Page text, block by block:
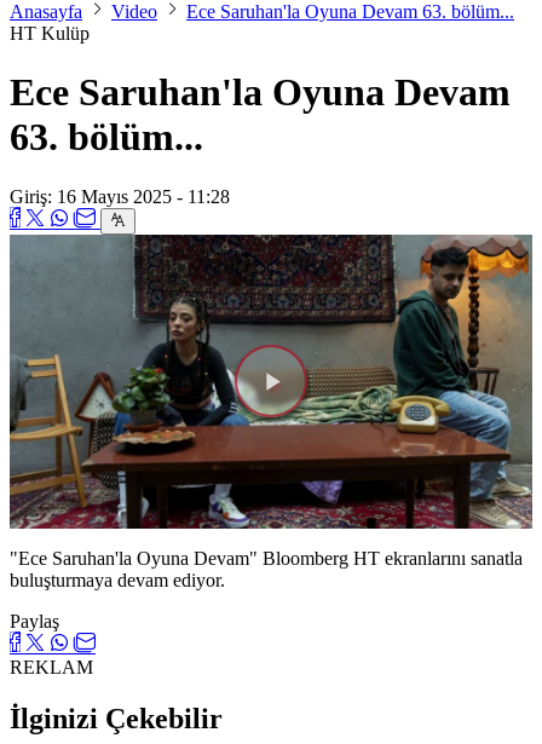
Anasayfa Video
Ece Saruhan'la Oyuna Devam 63. bölüm...
HT Kulüp
Ece Saruhan'la Oyuna Devam
63. bölüm...
Giriş: 16 Mayıs 2025 - 11:28
Videoyu
"Ece Saruhan'la Oyuna Devam" Bloomberg HT ekranlarını sanatla
buluşturmaya devam ediyor.
Paylaş
REKLAM
İlginizi Çekebilir